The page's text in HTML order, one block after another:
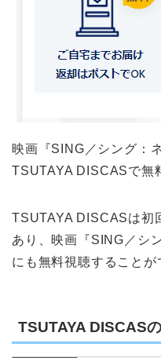
映画『SING／シング：
TSUTAYA DISCASで無
TSUTAYA DISCASは初
あり、映画『SING／シ
にも無料視聴することが
TSUTAYA DISCAS